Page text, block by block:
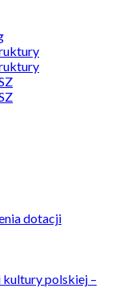
dotacji
polskiej –